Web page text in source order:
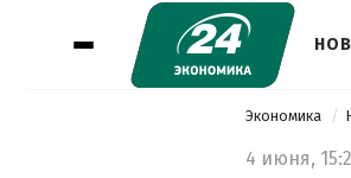
Экономика
4 июня,